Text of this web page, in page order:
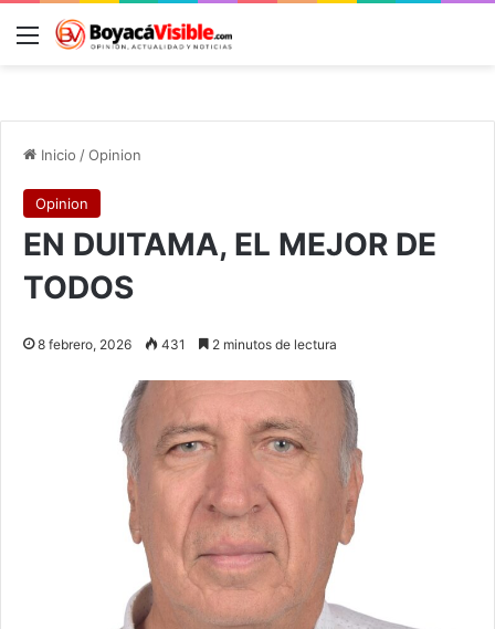
Menú
Inicio /Opinion
Opinion
EN DUITAMA, EL MEJOR DE
TODOS
8 febrero, 2026 431 2 minutos de lectura